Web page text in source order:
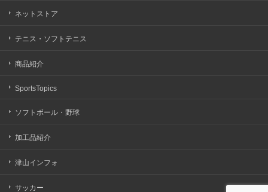
ネットストア
テニス・ソフトテニス
商品紹介
SportsTopics
ソフトボール・野球
加工品紹介
津山インフォ
サッカー